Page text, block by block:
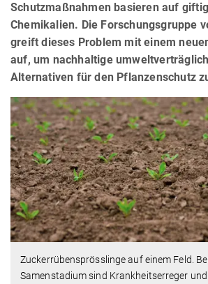
Schutzmaßnahmen basieren auf
Chemikalien. Die Forschungsgruppe
greift dieses Problem mit einem
auf, um nachhaltige
Alternativen für den Pflanzenschutz
Zuckerrübensprösslinge auf einem Feld.
Samenstadium sind Krankheitserreger